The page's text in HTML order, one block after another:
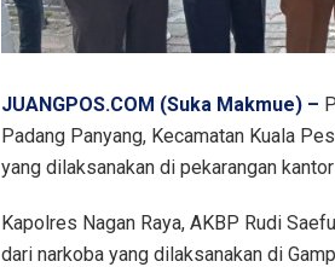
JUANGPOS.COM (Suka Makmue) –
Padang Panyang, Kecamatan Kuala
yang dilaksanakan di pekarangan
Kapolres Nagan Raya, AKBP Rudi
dari narkoba yang dilaksanakan di